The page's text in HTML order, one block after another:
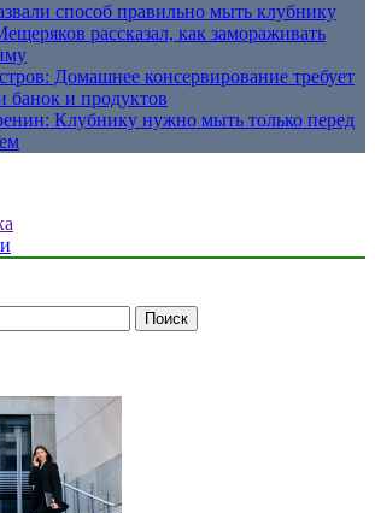
способ правильно мыть клубнику
рассказал, как замораживать
Домашнее консервирование требует
банок и продуктов
Клубнику нужно мыть только перед